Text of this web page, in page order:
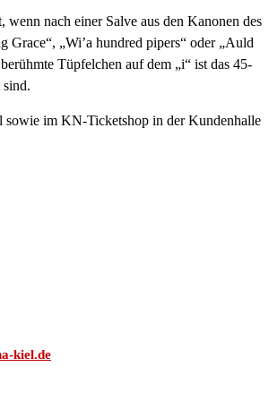
nach einer Salve aus den Kanonen des
„Wi’a hundred pipers“ oder „Auld
Tüpfelchen auf dem „i“ ist das 45-
im KN-Ticketshop in der Kundenhalle
kiel.de